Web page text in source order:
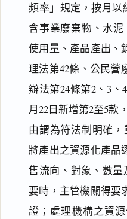
頻率」規定，按月
含事業廢棄物、水
使用量、產品產出、
理法第42條、公民營
辦法第24條第2、3、
月22日新增第2至5款
由謂為符法制明確
將產出之資源化產品
售流向、對象、數
要時，主管機關得要
證；處理機構之資